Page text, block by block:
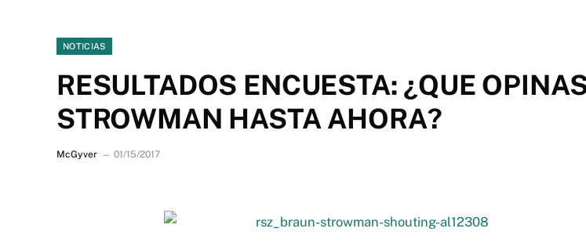
NOTICIAS
RESULTADOS ENCUESTA: ¿QUE
STROWMAN HASTA AHORA?
McGyver 01/15/2017